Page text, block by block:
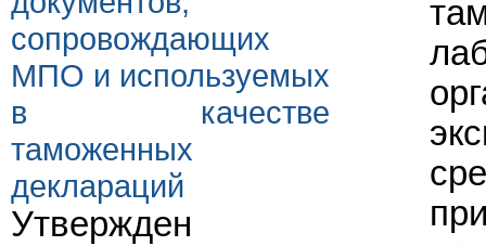
сопровождающих
МПО и используемых
в качестве
таможенных
деклараций
Утвержден